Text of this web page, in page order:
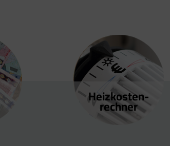
Heizkosten­
rechner